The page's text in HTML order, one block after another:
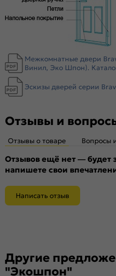
форме уплотнителя
петель.
Межкомнатные двери
Винил, Эко Шпон).
Эскизы дверей серии
Отзывы и
Отзывы о товаре Вопросы
Отзывов ещё нет — будет
напишете свои
Написать отзыв
Другие
"Экошпон"